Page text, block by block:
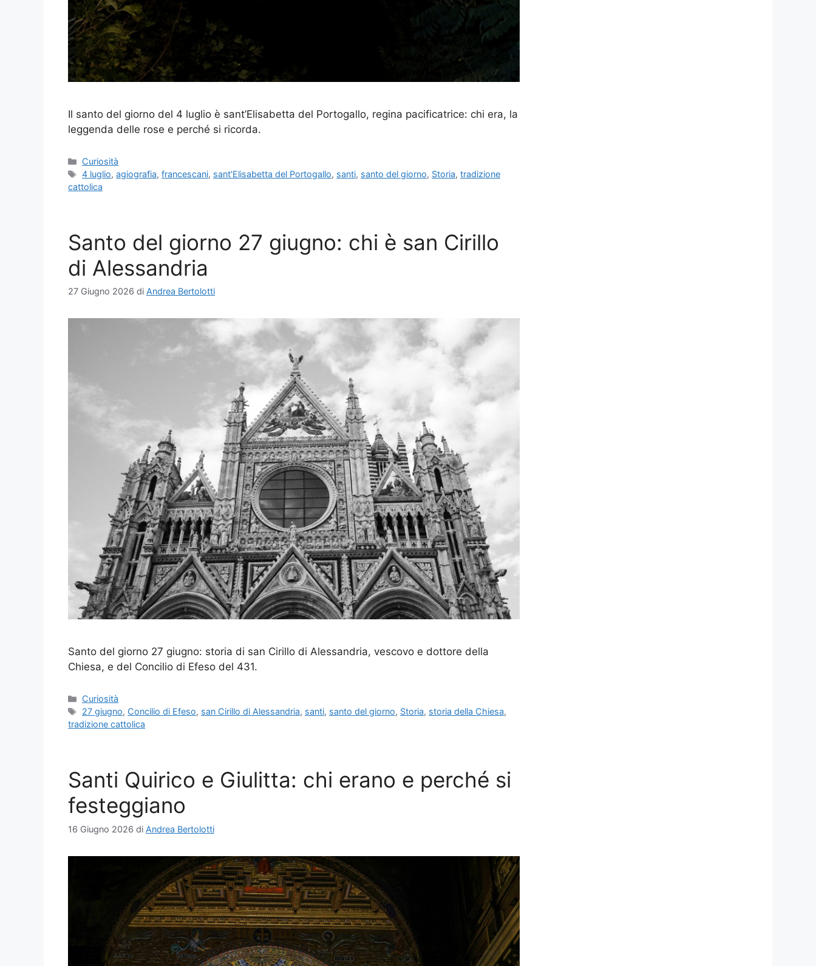
Il santo del giorno del 4 luglio è sant’Elisabetta del Portogallo, regina pacificatrice: chi era, la
leggenda delle rose e perché si ricorda.
Categorie
Curiosità
Tag
4 luglio,agiografia,francescani, sant'Elisabetta del Portogallo, santi, santo del giorno, Storia,tradizione
cattolica
Santo del giorno 27 giugno: chi è san Cirillo
di Alessandria
27 Giugno 2026 di Andrea Bertolotti
Santo del giorno 27 giugno: storia di san Cirillo di Alessandria, vescovo e dottore della
Chiesa, e del Concilio di Efeso del 431.
Categorie
Curiosità
Tag
27 giugno, Concilio di Efeso, san Cirillo di Alessandria, santi, santo del giorno, Storia, storia della Chiesa,
tradizione cattolica
Santi Quirico e Giulitta: chi erano e perché si
festeggiano
16 Giugno 2026 di Andrea Bertolotti